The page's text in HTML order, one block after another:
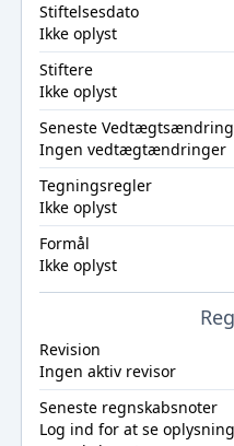
Stiftelsesdato
Ikke oplyst
Stiftere
Ikke oplyst
Seneste
Ingen vedtægtændringer
Tegningsregler
Ikke oplyst
Formål
Ikke oplyst
Revision
Ingen aktiv revisor
Seneste regnskabsnoter
Log ind for at se